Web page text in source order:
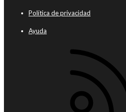
Política de privacidad
Ayuda